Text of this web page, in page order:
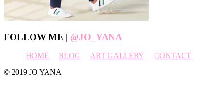
Footer
FOLLOW ME | @JO_YANA
HOME BLOG ART GALLERY
CONTACT
© 2019 JO YANA